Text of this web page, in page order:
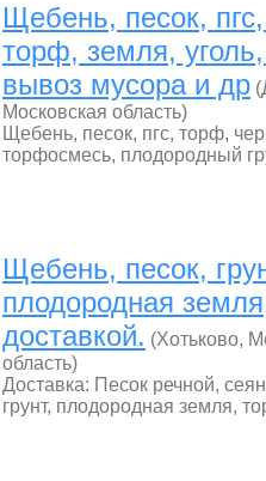
Щебень, песок,
торф, земля,
вывоз мусора и др
Московская область)
Щебень, песок, пгс, торф,
торфосмесь, плодородный
Щебень, песок,
плодородная
доставкой. (Хотьково,
область)
Доставка: Песок речной,
грунт, плодородная земля,